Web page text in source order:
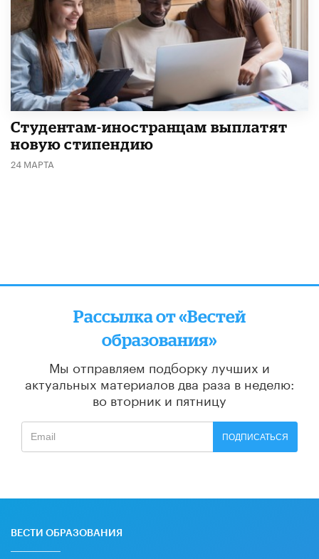
Студентам-иностранцам выплатят
новую стипендию
24 МАРТА
Рассылка от «Вестей
образования»
Мы отправляем подборку лучших и
актуальных материалов два раза в неделю:
во вторник и пятницу
ПОДПИСАТЬСЯ
ВЕСТИ ОБРАЗОВАНИЯ